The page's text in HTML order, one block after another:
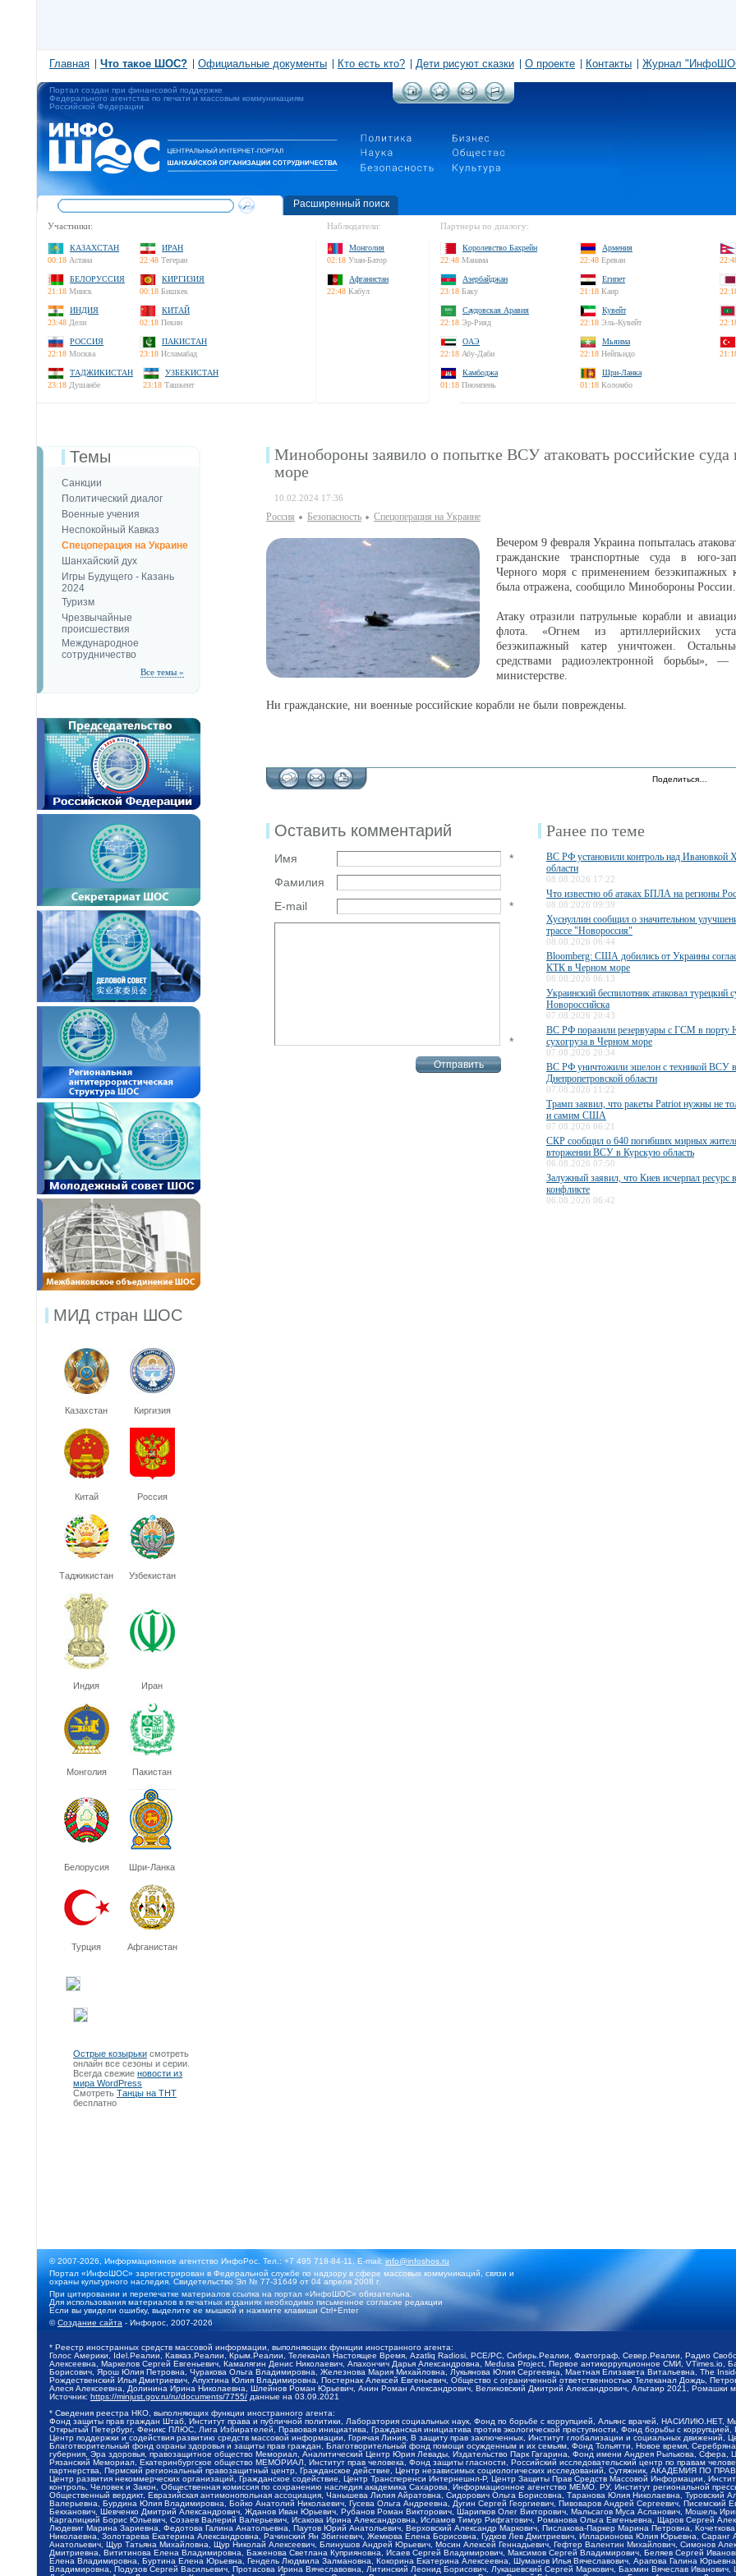
Главная Что такое ШОС? Официальные документы Кто есть кто? Дети рисуют сказки О проекте Контакты Журнал
Портал создан при финансовой поддержке
Федерального агентства по печати и массовым коммуникациям
Российской Федерации
Расширенный поиск
Участники:
КАЗАХСТАН
00:18 Астана
ИРАН
22:48 Тегеран
БЕЛОРУССИЯ
21:18 Минск
КИРГИЗИЯ
00:18 Бишкек
ИНДИЯ
23:48 Дели
КИТАЙ
02:18 Пекин
РОССИЯ
22:18 Москва
ПАКИСТАН
23:18 Исламабад
ТАДЖИКИСТАН
23:18 Душанбе
УЗБЕКИСТАН
23:18 Ташкент
Наблюдатели:
Монголия
02:18 Улан-Батор
Афганистан
22:48 Кабул
Партнеры по диалогу:
Королевство Бахрейн
22:48 Манама
Армения
22:48 Ереван
Азербайджан
23:18 Баку
Египет
21:18 Каир
Саудовская Аравия
22:18 Эр-Рияд
Кувейт
22:18 Эль-Кувейт
ОАЭ
22:18 Абу-Даби
Мьянма
22:18 Нейпьидо
Камбоджа
01:18 Пномпень
Шри-Ланка
01:18 Коломбо
Темы
Санкции
Политический диалог
Военные учения
Неспокойный Кавказ
Спецоперация на Украине
Шанхайский дух
Игры Будущего - Казань
2024
Туризм
Чрезвычайные
происшествия
Международное
сотрудничество
Все темы »
МИД стран ШОС
Казахстан Киргизия
Китай Россия
Таджикистан Узбекистан
Индия Иран
Монголия Пакистан
Белорусия Шри-Ланка
Турция Афганистан
Острые козырьки смотреть
онлайн все сезоны и серии.
Всегда свежие новости из
мира WordPress
Смотреть Танцы на ТНТ
бесплатно
Минобороны заявило о попытке ВСУ атаковать российские
море
10.02.2024 17:36
Россия Безопаcность Спецоперация на Украине
Вечером 9 февраля Украина попыталась
гражданские транспортные суда в юго-
Черного моря с применением безэкипажных
была отражена, сообщило Минобороны России.
Атаку отразили патрульные корабли и
флота. «Огнем из артиллерийских
безэкипажный катер уничтожен.
средствами радиоэлектронной борьбы»,
министерстве.
Ни гражданские, ни военные российские корабли не были повреждены.
Поделиться…
Оставить комментарий
Имя
*
Фамилия
E-mail
*
*
Ранее по теме
ВС РФ установили контроль над Ивановкой
области
08.08.2026 17:22
Что известно об атаках БПЛА на регионы
08.08.2026 09:39
Хуснуллин сообщил о значительном
трассе "Новороссия"
08.08.2026 06:44
Bloomberg: США добились от Украины
КТК в Черном море
08.08.2026 06:13
Украинский беспилотник атаковал турецкий
Новороссийска
07.08.2026 20:43
ВС РФ поразили резервуары с ГСМ в
сухогруза в Черном море
07.08.2026 20:34
ВС РФ уничтожили эшелон с техникой ВСУ в
Днепропетровской области
07.08.2026 11:22
Трамп заявил, что ракеты Patriot нужны не
и самим США
07.08.2026 06:21
СКР сообщил о 640 погибших мирных
вторжении ВСУ в Курскую область
06.08.2026 07:50
Залужный заявил, что Киев исчерпал ресурс
конфликте
06.08.2026 06:42
© 2007-2026, Информационное агентство ИнфоРос. Тел.: +7 495 718-84-11, E-mail:info@infoshos.ru
Портал «ИнфоШОС» зарегистрирован в Федеральной службе по надзору в сфере массовых коммуникаций, связи и
охраны культурного наследия. Свидетельство Эл № 77-31649 от 04 апреля 2008 г.
При цитировании и перепечатке материалов ссылка на портал «ИнфоШОС» обязательна.
Для использования материалов в печатных изданиях необходимо письменное согласие редакции
Если вы увидели ошибку, выделите ее мышкой и нажмите клавиши Ctrl+Enter
©Создание сайта - Инфорос, 2007-2026
* Реестр иностранных средств массовой информации, выполняющих функции иностранного агента:
Голос Америки, Idel.Реалии, Кавказ.Реалии, Крым.Реалии, Телеканал Настоящее Время, Azatliq Radiosi, PCE/PC, Сибирь.Реалии, Фактограф, Север.Реалии, Радио
Алексеевна, Маркелов Сергей Евгеньевич, Камалягин Денис Николаевич, Апахончич Дарья Александровна, Medusa Project, Первое антикоррупционное СМИ,
Борисович, Ярош Юлия Петровна, Чуракова Ольга Владимировна, Железнова Мария Михайловна, Лукьянова Юлия Сергеевна, Маетная Елизавета Витальевна, The
Рождественский Илья Дмитриевич, Апухтина Юлия Владимировна, Постернак Алексей Евгеньевич, Общество с ограниченной ответственностью Телеканал Дождь,
Алеся Алексеевна, Долинина Ирина Николаевна, Шлейнов Роман Юрьевич, Анин Роман Александрович, Великовский Дмитрий Александрович, Альтаир 2021, Ромашки
Источник: https://minjust.gov.ru/ru/documents/7755/ данные на 03.09.2021
* Сведения реестра НКО, выполняющих функции иностранного агента:
Фонд защиты прав граждан Штаб, Институт права и публичной политики, Лаборатория социальных наук, Фонд по борьбе с коррупцией, Альянс врачей,
Открытый Петербург, Феникс ПЛЮС, Лига Избирателей, Правовая инициатива, Гражданская инициатива против экологической преступности, Фонд борьбы с
Центр поддержки и содействия развитию средств массовой информации, Горячая Линия, В защиту прав заключенных, Институт глобализации и социальных
Благотворительный фонд охраны здоровья и защиты прав граждан, Благотворительный фонд помощи осужденным и их семьям, Фонд Тольятти, Новое время,
губерния, Эра здоровья, правозащитное общество Мемориал, Аналитический Центр Юрия Левады, Издательство Парк Гагарина, Фонд имени Андрея Рылькова,
Рязанский Мемориал, Екатеринбургское общество МЕМОРИАЛ, Институт прав человека, Фонд защиты гласности, Российский исследовательский центр по правам
партнерства, Пермский региональный правозащитный центр, Гражданское действие, Центр независимых социологических исследований, Сутяжник, АКАДЕМИЯ ПО
Центр развития некоммерческих организаций, Гражданское содействие, Центр Трансперенси Интернешнл-Р, Центр Защиты Прав Средств Массовой Информации,
контроль, Человек и Закон, Общественная комиссия по сохранению наследия академика Сахарова, Информационное агентство МЕМО. РУ, Институт региональной
Общественный вердикт, Евразийская антимонопольная ассоциация, Чанышева Лилия Айратовна, Сидорович Ольга Борисовна, Таранова Юлия Николаевна, Туровский
Валерьевна, Бурдина Юлия Владимировна, Бойко Анатолий Николаевич, Гусева Ольга Андреевна, Дугин Сергей Георгиевич, Пивоваров Андрей Сергеевич, Писемский
Бекханович, Шевченко Дмитрий Александрович, Жданов Иван Юрьевич, Рубанов Роман Викторович, Шарипков Олег Викторович, Мальсагов Муса Асланович, Мошель
Каргалицкий Борис Юльевич, Созаев Валерий Валерьевич, Исакова Ирина Александровна, Исламов Тимур Рифгатович, Романова Ольга Евгеньевна, Щаров Сергей
Людевиг Марина Зариевна, Федотова Галина Анатольевна, Паутов Юрий Анатольевич, Верховский Александр Маркович, Пислакова-Паркер Марина Петровна,
Николаевна, Золотарева Екатерина Александровна, Рачинский Ян Збигневич, Жемкова Елена Борисовна, Гудков Лев Дмитриевич, Илларионова Юлия Юрьевна,
Анатольевич, Щур Татьяна Михайловна, Щур Николай Алексеевич, Блинушов Андрей Юрьевич, Мосин Алексей Геннадьевич, Гефтер Валентин Михайлович, Симонов
Дмитриевна, Вититинова Елена Владимировна, Баженова Светлана Куприяновна, Исаев Сергей Владимирович, Максимов Сергей Владимирович, Беляев Сергей
Елена Владимировна, Буртина Елена Юрьевна, Гендель Людмила Залмановна, Кокорина Екатерина Алексеевна, Шуманов Илья Вячеславович, Арапова Галина
Владимировна, Подузов Сергей Васильевич, Протасова Ирина Вячеславовна, Литинский Леонид Борисович, Лукашевский Сергей Маркович, Бахмин Вячеслав